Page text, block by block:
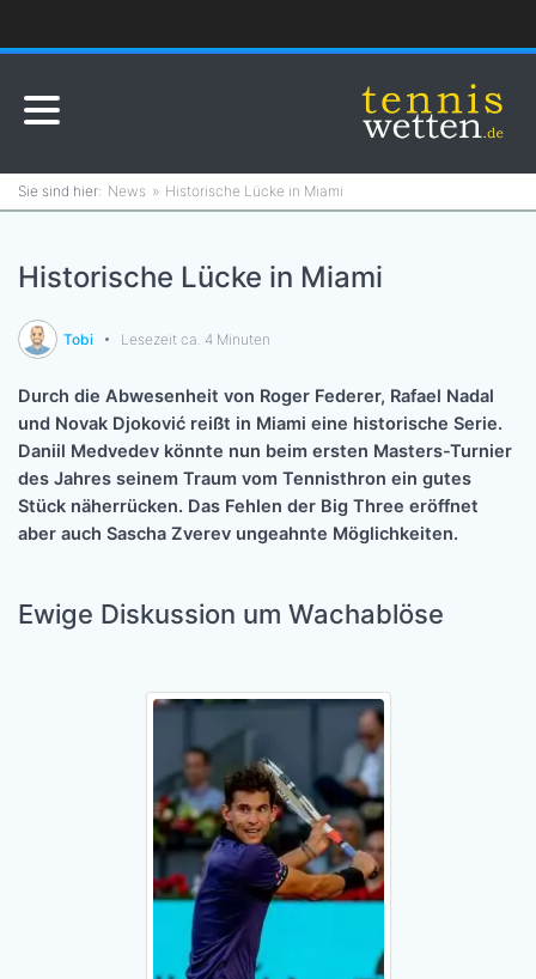
News Historische Lücke in Miami
Historische Lücke in Miami
Tobi Lesezeit ca. 4 Minuten
Durch die Abwesenheit von Roger Federer, Rafael Nadal
und Novak Djoković reißt in Miami eine historische Serie.
Daniil Medvedev könnte nun beim ersten Masters-Turnier
des Jahres seinem Traum vom Tennisthron ein gutes
Stück näherrücken. Das Fehlen der Big Three eröffnet
aber auch Sascha Zverev ungeahnte Möglichkeiten.
Ewige Diskussion um Wachablöse